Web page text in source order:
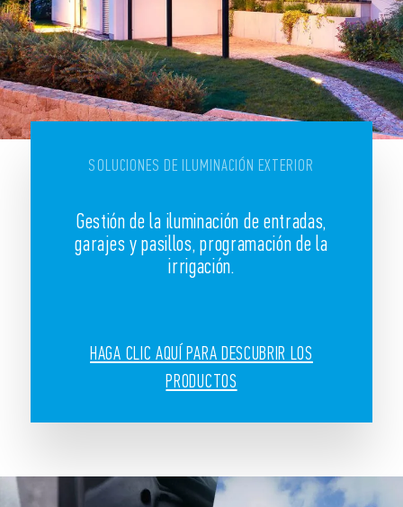
SOLUCIONES DE ILUMINACIÓN EXTERIOR
Gestión de la iluminación de entradas,
garajes y pasillos, programación de la
irrigación.
HAGA CLIC AQUÍ PARA DESCUBRIR LOS
PRODUCTOS